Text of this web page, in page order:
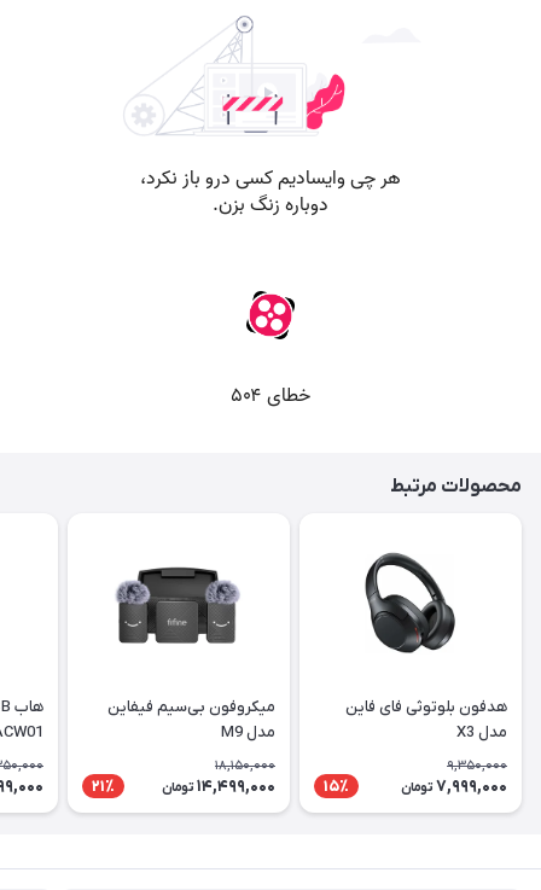
محصولات مرتبط
هدفون بلوتوثی فای فاین
مدل X3
9,350,000
7,999,000 تومان 15٪
میکروفون بی‌سیم فیفاین
مدل M9
18,150,000
14,499,000 تومان 21٪